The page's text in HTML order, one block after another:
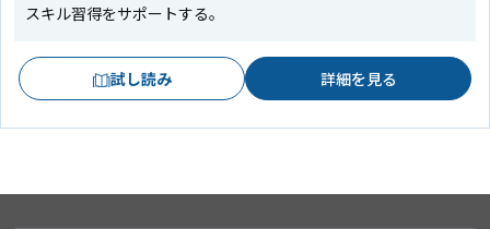
スキル習得をサポートする。
試し読み 詳細を見る